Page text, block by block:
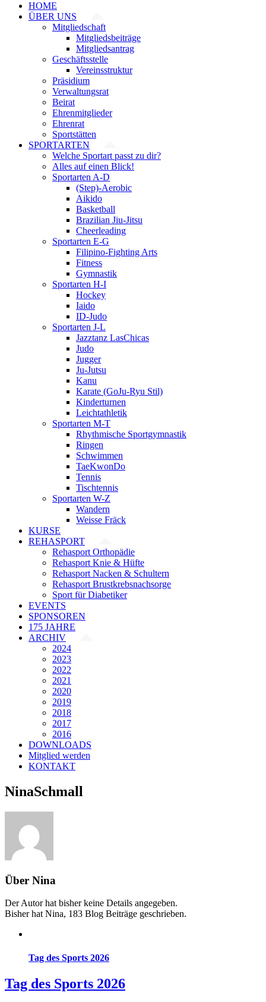
HOME
ÜBER UNS
Mitgliedschaft
Mitgliedsbeiträge
Mitgliedsantrag
Geschäftsstelle
Vereinsstruktur
Präsidium
Verwaltungsrat
Beirat
Ehrenmitglieder
Ehrenrat
Sportstätten
SPORTARTEN
Welche Sportart passt zu dir?
Alles auf einen Blick!
Sportarten A-D
(Step)-Aerobic
Aikido
Basketball
Brazilian Jiu-Jitsu
Cheerleading
Sportarten E-G
Filipino-Fighting Arts
Fitness
Gymnastik
Sportarten H-I
Hockey
Iaido
ID-Judo
Sportarten J-L
Jazztanz LasChicas
Judo
Jugger
Ju-Jutsu
Kanu
Karate (GoJu-Ryu Stil)
Kinderturnen
Leichtathletik
Sportarten M-T
Rhythmische Sportgymnastik
Ringen
Schwimmen
TaeKwonDo
Tennis
Tischtennis
Sportarten W-Z
Wandern
Weisse Fräck
KURSE
REHASPORT
Rehasport Orthopädie
Rehasport Knie & Hüfte
Rehasport Nacken & Schultern
Rehasport Brustkrebsnachsorge
Sport für Diabetiker
EVENTS
SPONSOREN
175 JAHRE
ARCHIV
2024
2023
2022
2021
2020
2019
2018
2017
2016
DOWNLOADS
Mitglied werden
KONTAKT
NinaSchmall
Über Nina
Der Autor hat bisher keine Details angegeben.
Bisher hat Nina, 183 Blog Beiträge geschrieben.
Tag des Sports 2026
Tag des Sports 2026